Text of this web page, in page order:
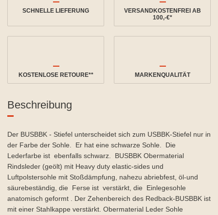
SCHNELLE LIEFERUNG
VERSANDKOSTENFREI AB
100,-€*
KOSTENLOSE RETOURE** MARKENQUALITÄT
Beschreibung
Der BUSBBK - Stiefel unterscheidet sich zum USBBK-Stiefel nur in
der Farbe der Sohle. Er hat eine schwarze Sohle. Die
Lederfarbe ist ebenfalls schwarz. BUSBBK Obermaterial
Rindsleder (geölt) mit Heavy duty elastic-sides und
Luftpolstersohle mit Stoßdämpfung, nahezu abriebfest, öl-und
säurebeständig, die Ferse ist verstärkt, die Einlegesohle
anatomisch geformt . Der Zehenbereich des Redback-BUSBBK ist
mit einer Stahlkappe verstärkt. Obermaterial Leder Sohle